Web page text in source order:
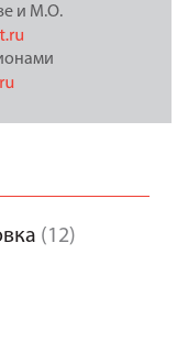
и М.О.
(12)